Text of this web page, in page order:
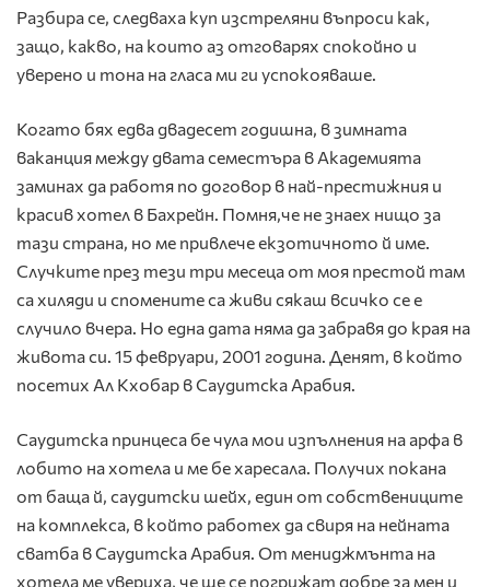
Разбира се, следваха куп изстреляни въпроси как,
защо, какво, на които аз отговарях спокойно и
уверено и тона на гласа ми ги успокояваше.
Когато бях едва двадесет годишна, в зимната
ваканция между двата семестъра в Академията
заминах да работя по договор в най-престижния и
красив хотел в Бахрейн. Помня,че не знаех нищо за
тази страна, но ме привлече екзотичното й име.
Случките през тези три месеца от моя престой там
са хиляди и спомените са живи сякаш всичко се е
случило вчера. Но една дата няма да забравя до края на
живота си. 15 февруари, 2001 година. Денят, в който
посетих Ал Кхобар в Саудитска Арабия.
Саудитска принцеса бе чула мои изпълнения на арфа в
лобито на хотела и ме бе харесала. Получих покана
от баща й, саудитски шейх, един от собствениците
на комплекса, в който работех да свиря на нейната
сватба в Саудитска Арабия. От мениджмънта на
хотела ме увериха, че ще се погрижат добре за мен и